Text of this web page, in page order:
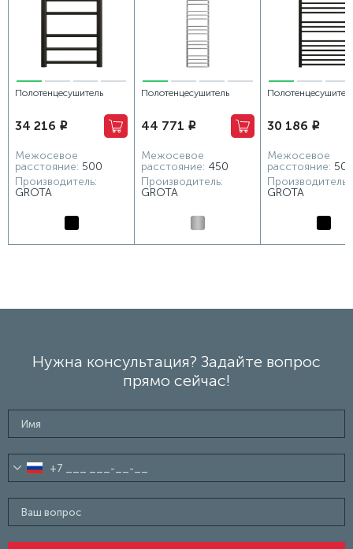
Полотенцесушитель
Grosso 550x760 черный
34 216 i
Межосевое
расстояние: 500
Производитель:
GROTA
Полотенцесушитель
480x1800 хром матовый
44 771 i
Межосевое
расстояние: 450
Производитель:
GROTA
530x900 черный
30 186 i
Межосевое
расстояние:
Производитель:
GROTA
Нужна консультация? Задайте вопрос
прямо сейчас!